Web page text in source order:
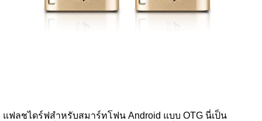
แฟลชไดร์ฟสำหรับสมาร์ทโฟน Android แบบ OTG นี่เป็น